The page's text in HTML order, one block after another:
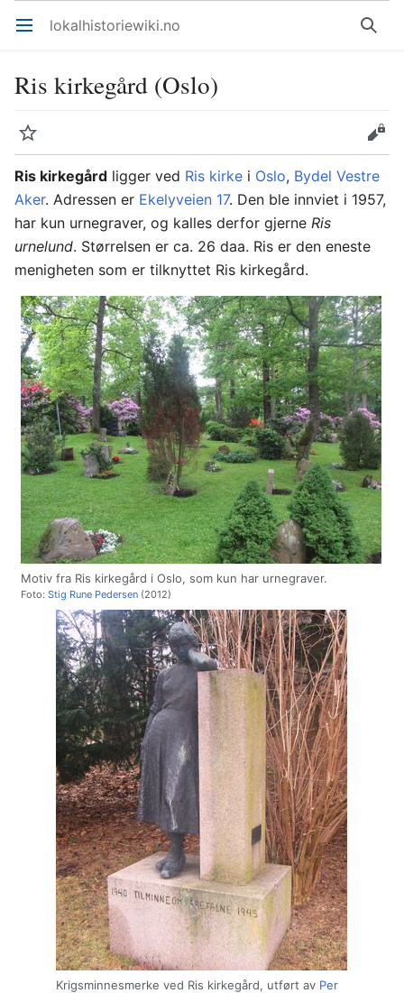
Åpne hovedmenyen lokalhistoriewiki.no Søk
Ris kirkegård (Oslo)
Overvåk
Rediger
Ris kirkegård ligger ved Ris kirke i Oslo, Bydel Vestre
Aker. Adressen er Ekelyveien 17. Den ble innviet i 1957,
har kun urnegraver, og kalles derfor gjerne Ris
urnelund. Størrelsen er ca. 26 daa. Ris er den eneste
menigheten som er tilknyttet Ris kirkegård.
Motiv fra Ris kirkegård i Oslo, som kun har urnegraver.
Foto: Stig Rune Pedersen (2012)
Krigsminnesmerke ved Ris kirkegård, utført av Per